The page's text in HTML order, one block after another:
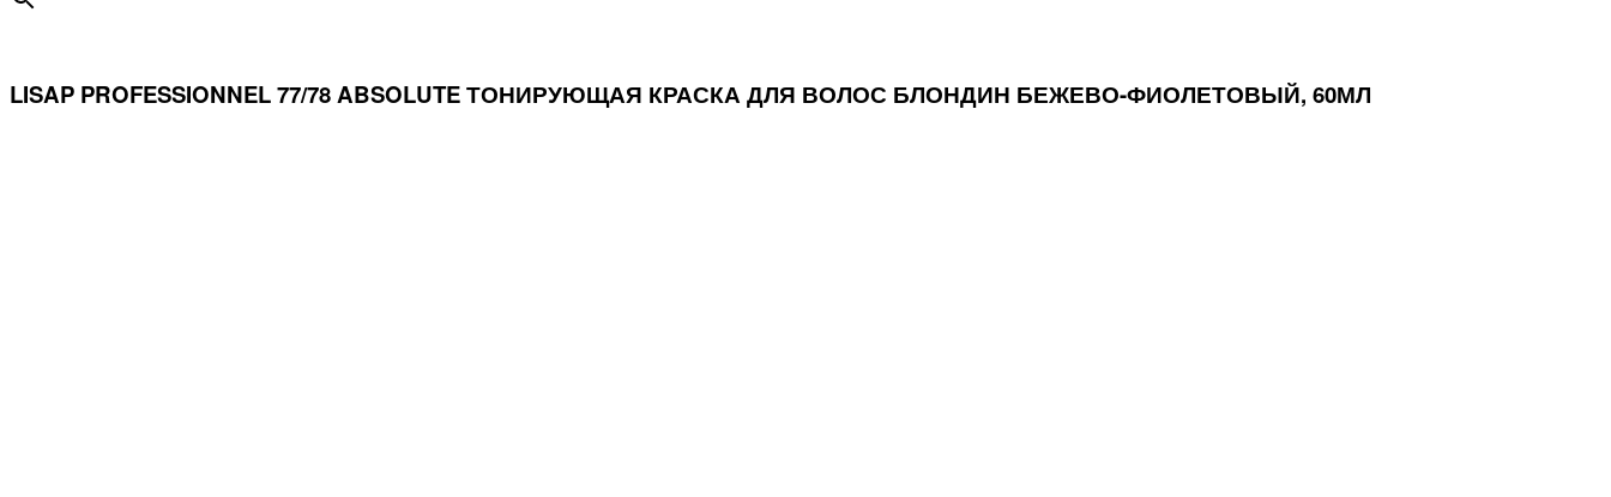
LISAP PROFESSIONNEL 77/78 ABSOLUTE ТОНИРУЮЩАЯ КРАСКА ДЛЯ ВОЛОС БЛОНДИН БЕЖЕВО-ФИОЛЕТОВЫЙ, 60МЛ